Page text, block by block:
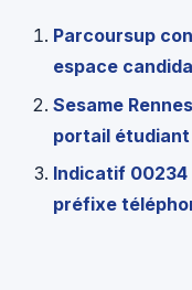
Parcoursup
espace
Sesame
portail étudiant
Indicatif 00234
préfixe